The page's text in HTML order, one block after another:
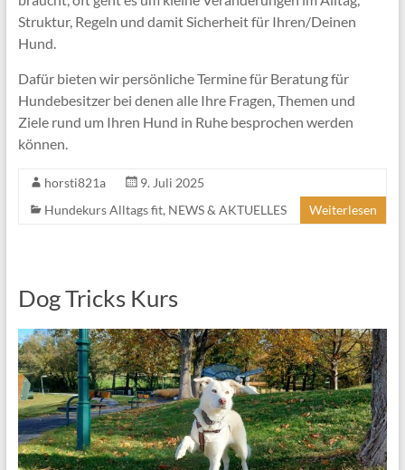
Struktur, Regeln und damit Sicherheit für Ihren/Deinen
Hund.
Dafür bieten wir persönliche Termine für Beratung für
Hundebesitzer bei denen alle Ihre Fragen, Themen und
Ziele rund um Ihren Hund in Ruhe besprochen werden
können.
horsti821a
9. Juli 2025
Hundekurs Alltags fit, NEWS & AKTUELLES Weiterlesen
Dog Tricks Kurs